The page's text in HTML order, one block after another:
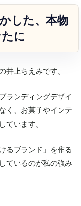
した、本物
に
井上ちえみです。
ランディングデザイ
く、お菓子やインテ
ています。
るブランド」を作る
ているのが私の強み